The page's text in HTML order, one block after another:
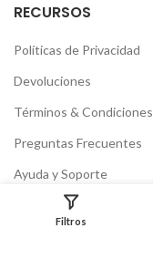
RECURSOS
Políticas de Privacidad
Devoluciones
Términos & Condiciones
Preguntas Frecuentes
Ayuda y Soporte
Filtros